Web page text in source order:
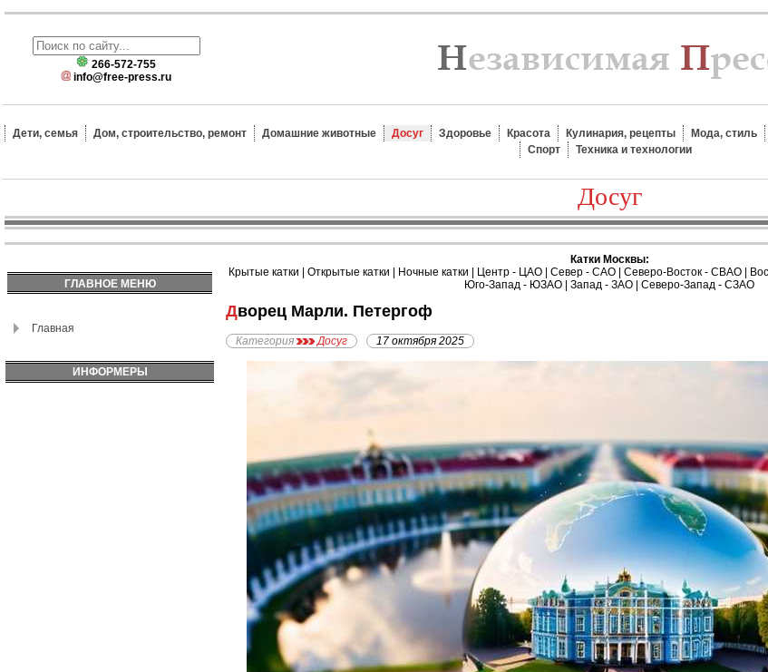
266-572-755
info@free-press.ru
Дети, семья Дом, строительство, ремонт Домашние животные Досуг Здоровье Красота Кулинария, рецепты Мода, стиль
Спорт
Техника и технологии
Досуг
ГЛАВНОЕ МЕНЮ
Главная
ИНФОРМЕРЫ
Катки Москвы:
Крытые катки
Открытые катки Ночные катки Центр - ЦАО| Север - САО| Северо-Восток - СВАО|
Юго-Запад - ЮЗАО
Запад - ЗАО Северо-Запад - СЗАО
Дворец Марли. Петергоф
Категория Досуг 17 октября 2025